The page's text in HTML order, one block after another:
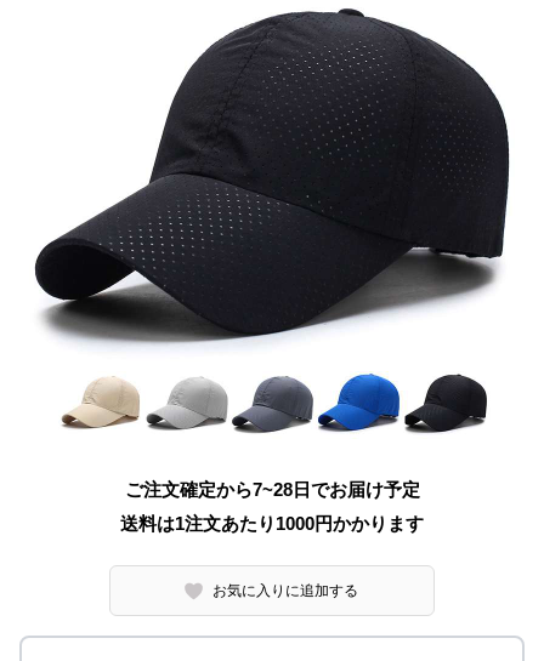
ご注文確定から7~28日でお届け予定
送料は1注文あたり 1000円かかります
お気に入りに追加する